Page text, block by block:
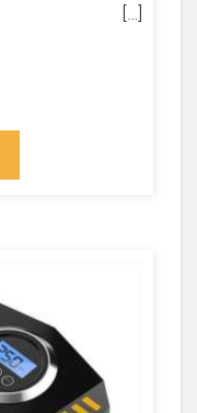
[…]